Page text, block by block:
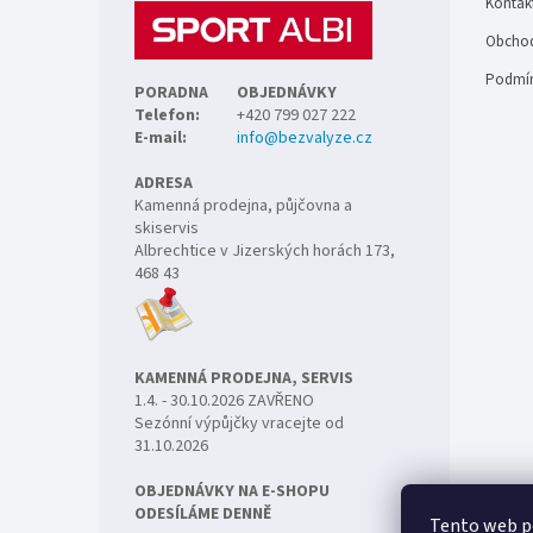
Tento web
PORADNA
OBJEDNÁVKY
Telefon:
+420 799 027 222
E-mail:
info@bezvalyze.cz
ADRESA
Kamenná prodejna, půjčovna a
skiservis
Albrechtice v Jizerských horách 173,
468 43
KAMENNÁ PRODEJNA, SERVIS
1.4. - 30.10.2026 ZAVŘENO
Sezónní výpůjčky vracejte od
31.10.2026
OBJEDNÁVKY NA E-SHOPU
ODESÍLÁME DENNĚ